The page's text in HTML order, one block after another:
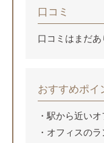
口コミ
口コミはまだあ
おすすめポイ
駅から近い
オフィスの